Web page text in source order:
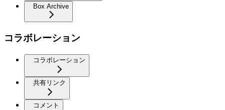
Box Archive
コラボレーション
コラボレーション
共有リンク
コメント